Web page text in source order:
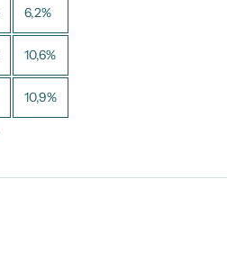
6,2%
10,6%
10,9%